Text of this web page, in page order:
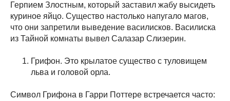
Герпием Злостным, который заставил жабу высидеть
куриное яйцо. Существо настолько напугало магов,
что они запретили выведение василисков. Василиска
из Тайной комнаты вывел Салазар Слизерин.
Грифон. Это крылатое существо с туловищем
льва и головой орла.
Символ Грифона в Гарри Поттере встречается часто: